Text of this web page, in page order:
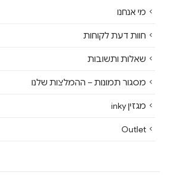
מי אנחנו
חוות דעת לקוחות
שאלות ותשובות
מסגור תמונות – ההמלצות שלנו
מגזין inky
Outlet